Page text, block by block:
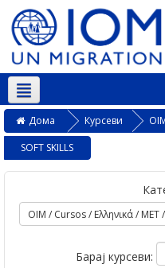
Македонски ‎(mk)‎
Дома Курсеви
SOFT SKILLS
Барај курсеви: